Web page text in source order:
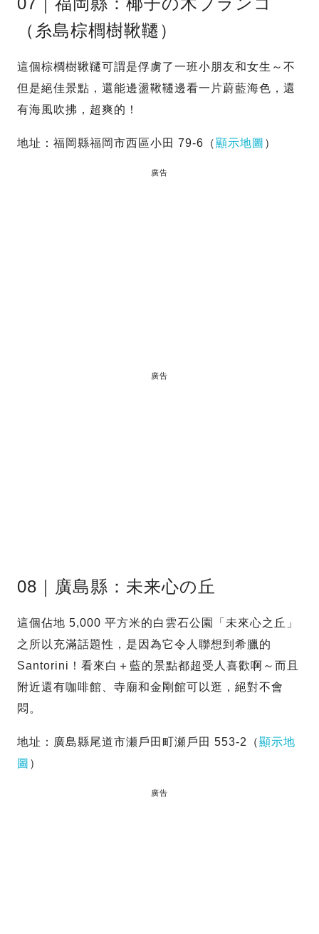
（糸島棕櫚樹鞦韆）
這個棕櫚樹鞦韆可謂是俘虜了一班小朋友和女生～不
但是絕佳景點，還能邊盪鞦韆邊看一片蔚藍海色，還
有海風吹拂，超爽的！
地址：福岡縣福岡市西區小田 79-6（顯示地圖 ）
廣告
廣告
08｜廣島縣：未来心の丘
這個佔地 5,000 平方米的白雲石公園「未來心之丘」
之所以充滿話題性，是因為它令人聯想到希臘的
Santorini！看來白＋藍的景點都超受人喜歡啊～而且
附近還有咖啡館、寺廟和金剛館可以逛，絕對不會
悶。
地址：廣島縣尾道市瀬戶田町瀬戶田 553-2（顯示地
圖 ）
廣告